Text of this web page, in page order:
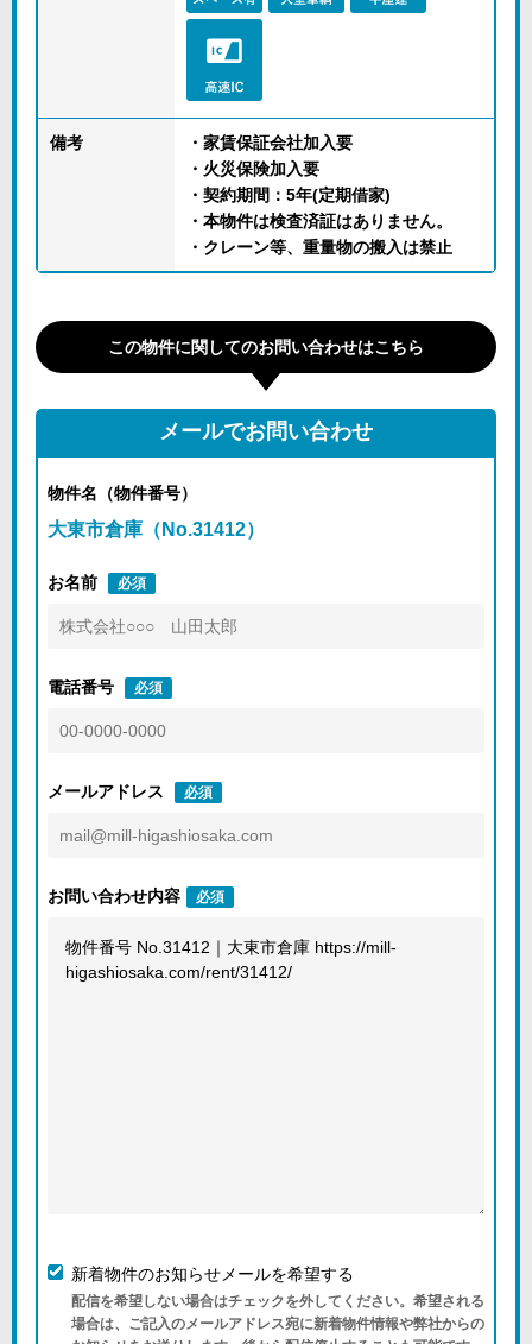
備考
・家賃保証会社加入要
・火災保険加入要
・契約期間：5年(定期借家)
・本物件は検査済証はありません。
・クレーン等、重量物の搬入は禁止
この物件に関してのお問い合わせはこちら
メールでお問い合わせ
物件名（物件番号）
大東市倉庫（No.31412）
お名前 必須
電話番号 必須
メールアドレス 必須
お問い合わせ内容 必須
新着物件のお知らせメールを希望する
配信を希望しない場合はチェックを外してください。希望される
場合は、ご記入のメールアドレス宛に新着物件情報や弊社からの